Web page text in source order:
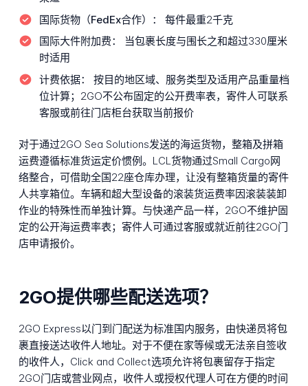
国际货物（FedEx合作）：
每件最重2千克
国际大件附加费：
当包裹长度与围长之和超过330厘米
时适用
计费依据：
按目的地区域、服务类型及适用产品重量档
位计算；2GO不公布固定的公开费率表，寄件人可联系
客服或前往门店柜台获取当前报价
对于通过2GO Sea Solutions发送的海运货物，整箱及拼箱
运费遵循标准货运定价惯例。LCL货物通过Small Cargo网
络整合，可借助全国22座仓库办理，让没有整箱货量的寄件
人共享箱位。车辆和超大型设备的滚装货运费率因滚装装卸
作业的特殊性而单独计算。与快递产品一样，2GO不维护固
定的公开海运费率表；寄件人可通过客服或就近前往2GO门
店申请报价。
2GO提供哪些配送选项？
2GO Express以门到门配送为标准国内服务，由快递员将包
裹直接送达收件人地址。对于不便在家等候或无法亲自签收
的收件人，Click and Collect选项允许将包裹留存于指定
2GO门店或营业网点，收件人或授权代理人可在方便的时间